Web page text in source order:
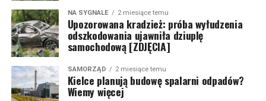
NA SYGNALE 2 miesiące temu
Upozorowana kradzież: próba wyłudzenia
odszkodowania ujawniła dziuplę
samochodową [ZDJĘCIA]
SAMORZĄD 2 miesiące temu
Kielce planują budowę spalarni odpadów?
Wiemy więcej